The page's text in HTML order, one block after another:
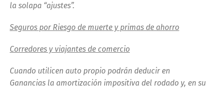
la solapa “ajustes”.
Seguros por Riesgo de muerte y primas de ahorro
Corredores y viajantes de comercio
Cuando utilicen auto propio podrán deducir en
Ganancias la amortización impositiva del rodado y, en su